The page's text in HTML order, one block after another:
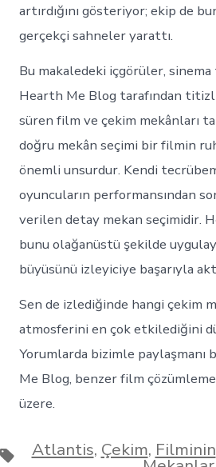
artırdığını gösteriyor; ekip de
gerçekçi sahneler yarattı.
Bu makaledeki içgörüler,
Hearth Me Blog tarafından
süren film ve çekim mekânları
doğru mekân seçimi bir filmin
önemli unsurdur. Kendi
oyuncuların performansından
verilen detay mekan seçimidir.
bunu olağanüstü şekilde
büyüsünü izleyiciye başarıyla
Sen de izlediğinde hangi çekim
atmosferini en çok etkilediğini
Yorumlarda bizimle paylaşmanı
Me Blog, benzer film
üzere.
Etiketler
Atlantis, Çekim, Filminin